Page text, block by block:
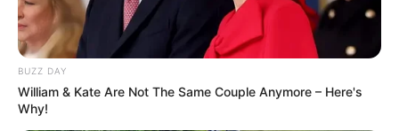
vorbereitete Gugelhupf-Form und glätten Sie
die Oberfläche mit einem Teigschaber oder
einem Löffel.
8. Backen Sie den Quark Gugelhupf im
vorgeheizten Ofen für ca. 50-60 Minuten oder
BUZZ DAY
William & Kate Are Not The Same Couple Anymore – Here's
Why!